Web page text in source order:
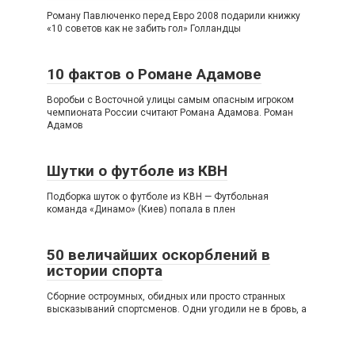
Роману Павлюченко перед Евро 2008 подарили книжку
«10 советов как не забить гол» Голландцы
10 фактов о Романе Адамове
Воробьи с Восточной улицы самым опасным игроком
чемпионата России считают Романа Адамова. Роман
Адамов
Шутки о футболе из КВН
Подборка шуток о футболе из КВН — Футбольная
команда «Динамо» (Киев) попала в плен
50 величайших оскорблений в
истории спорта
Сборние остроумных, обидных или просто странных
высказываний спортсменов. Одни угодили не в бровь, а